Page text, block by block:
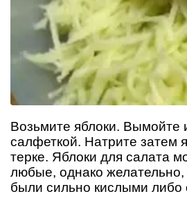
Возьмите яблоки. Вымойте
салфеткой. Натрите затем
терке. Яблоки для салата
любые, однако
были сильно кислыми либо